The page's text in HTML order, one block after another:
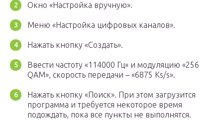
Окно «Настройка вручную».
Меню «Настройка цифровых каналов».
Нажать кнопку «Создать».
Ввести частоту «114000 Гц» и модуляцию «256
QAM», скорость передачи – «6875 Ks/s».
Нажать кнопку «Поиск». При этом загрузится
программа и требуется некоторое время
подождать, пока все пункты не выполнятся.